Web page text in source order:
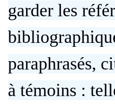
garder les
paraphrasés,
à témoins :